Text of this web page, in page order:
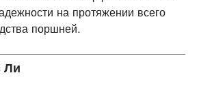
на протяжении всего
поршней.
Ли